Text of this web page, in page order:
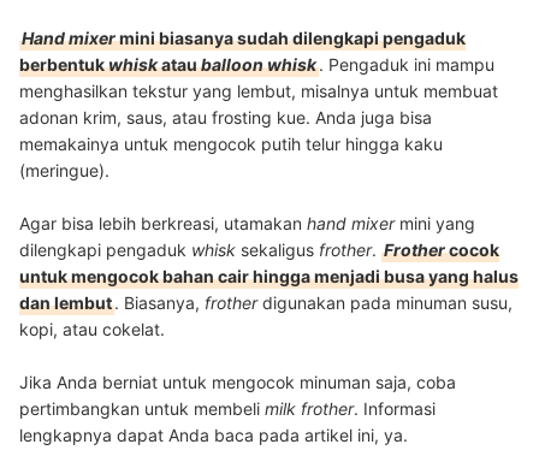
Hand mixermini biasanya sudah dilengkapi pengaduk
berbentukwhiskatauballoon whisk. Pengaduk ini mampu
menghasilkan tekstur yang lembut, misalnya untuk membuat
adonan krim, saus, atau frosting kue. Anda juga bisa
memakainya untuk mengocok putih telur hingga kaku
(meringue).
Agar bisa lebih berkreasi, utamakan hand mixermini yang
dilengkapi pengaduk whisk sekaligus frother. Frothercocok
untuk mengocok bahan cair hingga menjadi busa yang halus
dan lembut. Biasanya, frotherdigunakan pada minuman susu,
kopi, atau cokelat.
Jika Anda berniat untuk mengocok minuman saja, coba
pertimbangkan untuk membeli milk frother. Informasi
lengkapnya dapat Anda baca pada artikel ini, ya.